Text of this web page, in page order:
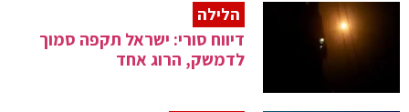
הלילה
דיווח סורי: ישראל תקפה סמוך
לדמשק, הרוג אחד